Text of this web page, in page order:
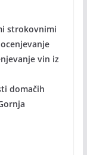
strokovnimi
vin iz
domačih